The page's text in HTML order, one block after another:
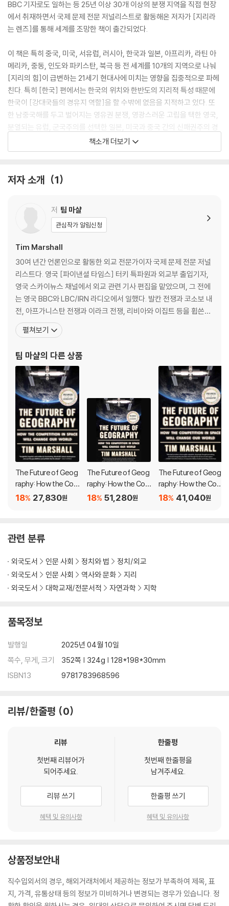
BBC 기자로도 일하는 등 25년 이상 30개 이상의 분쟁 지역을 직접 현장
에서 취재하면서 국제 문제 전문 저널리스트로 활동해온 저자가 [지리라
는 렌즈]를 통해 세계를 조망한 책이 출간되었다.
이 책은 특히 중국, 미국, 서유럽, 러시아, 한국과 일본, 아프리카, 라틴 아
메리카, 중동, 인도와 파키스탄, 북극 등 전 세계를 10개의 지역으로 나눠
[지리의 힘]이 급변하는 21세기 현대사에 미치는 영향을 집중적으로 파헤
친다. 특히 [한국] 편에서는 한국의 위치와 한반도의 지리적 특성 때문에
한국이 [강대국들의 경유지 역할]을 할 수밖에 없음을 지적하고 있다. 또
한 남중국해를 두고 벌어지는 영유권 분쟁, 영광스러운 고립을 택한 영국,
분열되는 유럽, 군국주의를 선택한 일본, 미국과 중국 간의 신패권주의 경
쟁, 알카에다와는 달리 영토를 장악해 가는 IS, 북극의 부상 등 가장 최근의
이슈들도 함께 다루고 있다.
저자는 [경제 전쟁], [세계의 분열], [영유권 분쟁], [빈부 격차], [방대한
제시하고 있다. 또한 지리가 우리 개인의 삶에는 어떤 영향을 끼치는지, 어
떻게 세계의 정치와 경제를 좌우하는지도 보여준다. 이 책은 현재 미국, 독
간될 예정이다.
THE PHENOMENAL INTERNATIONAL BESTSELLER - 3 MILLI
ON COPIES SOLD
The iconic bestseller Prisoners of Geography, now fully up
dated with brand new content to reflect the changing gl
obal geopolitical landscape since it was first published in
‘One of the best books about geopolitics you could imagine.’
Evening Standard
Prisoners of Geography is the book people need to understan
d what’s happening in the news today, from China’s ambitions
to the conflicts in Ukraine and Gaza.
Bestselling author and geopolitics expert Tim Marshall looks a
t the past, present and future to offer crucial insights into one
of the major factors that determines world history - because i
f you don’t know geography, you’ll never have the full picture.
assic text up to date with the events and trends of the pa
st decade, with new material including:
- the Russia-Ukraine war and Moscow's alliances with authorit
arian states
- the conflicts in the Middle East
on Taiwan
- American global power and pivot to the Pacific
- Europe’s leaning towards more extreme politics, increased
defence spending, and the new ‘Iron Curtain’
- Japan's remilitarisation and increasing power
- great power play in Africa
Read Tim Marshall’s geopolitical primers (Prisoners of Ge
graphy) to understand what’s happening in our fast-chan
*Want to test your world knowledge? Challenge friends a
nd family with Prisoners of Geography: The Quiz Book, an
d discover who is the ultimate armchair explorer! *
책소개 더보기
저자 소개 1
저 팀 마샬
관심작가 알림신청
Tim Marshall
30여 년간 언론인으로 활동한 외교 전문가이자 국제 문제 전문 저널
리스트다. 영국 [파이낸셜 타임스] 터키 특파원과 외교부 출입기자,
영국 스카이뉴스 채널에서 외교 관련 기사 편집을 맡았으며, 그 전에
는 영국 BBC와 LBC/IRN 라디오에서 일했다. 발칸 전쟁과 코소보 내
전, 아프가니스탄 전쟁과 이라크 전쟁, 리비아와 이집트 등을 휩쓴
‘아랍의 봄’ 혁명의 현장에서 보도를 했으며, 1991년 걸프 전쟁 때 스
카이뉴스 특파원으로서 ‘여섯 시간 연속 생방송’을 한 것으로도 유명
[선데이 타임스], [가디언], [인
펼쳐보기
팀 마샬의 다른 상품
The Future of Geog
raphy: How the Co
mpetition in Space
27,830원
18%
The Future of Geog
raphy: How the Co
mpetition in Space
51,280원
18%
The Future of Geog
raphy: How the Co
mpetition in Space
41,040원
18%
관련 분류
외국도서 인문 사회 정치와 법
정치/외교
외국도서
인문 사회 역사와 문화
지리
외국도서
대학교재/전문서적 자연과학 지학
품목정보
발행일
2025년 04월 10일
쪽수, 무게, 크기
352쪽 | 324g | 128*198*30mm
ISBN13
9781783968596
리뷰/한줄평 0
리뷰
첫번째 리뷰어가
되어주세요.
리뷰 쓰기
혜택 및 유의사항
한줄평
첫번째 한줄평을
남겨주세요.
한줄평 쓰기
혜택 및 유의사항
상품정보안내
직수입외서의 경우, 해외거래처에서 제공하는 정보가 부족하여 제목, 표
지, 가격, 유통상태 등의 정보가 미비하거나 변경되는 경우가 있습니다. 정